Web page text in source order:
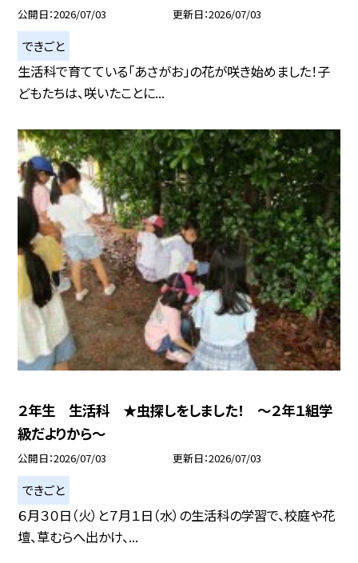
公開日 2026/07/03 更新日 2026/07/03
できごと
生活科で育てている「あさがお」の花が咲き始めました！子
どもたちは、咲いたことに...
２年生 生活科 ★虫探しをしました！ ～２年１組学
級だよりから～
公開日 2026/07/03 更新日 2026/07/03
できごと
６月３０日（火）と７月１日（水）の生活科の学習で、校庭や花
壇、草むらへ出かけ、...